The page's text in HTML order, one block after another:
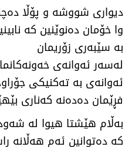
دیواری شووشە و پۆڵا
وا خۆمان دەنوێنین کە
بە سێبەری زۆریمان
لەسەر ئەوانەی
ئەوانەی بە تەکنیکی
فڕێمان دەدەنە کەناری
بەڵام هێشتا هیوا لە
کە دەتوانین ئەم هەڵانە